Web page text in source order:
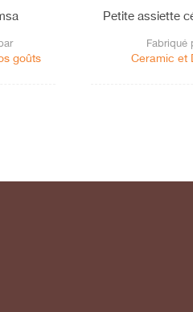
goûts
Petite assiette
Fabriqué
Ceramic et